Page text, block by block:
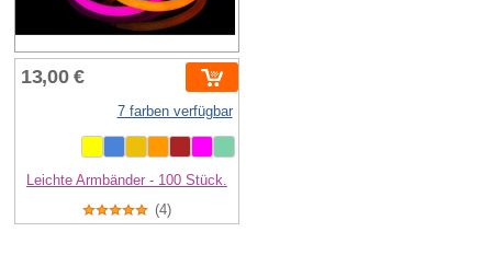
13,00 €
7 farben verfügbar
Leichte Armbänder - 100 Stück.
(4)